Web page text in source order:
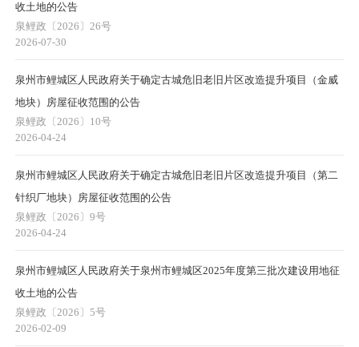
收土地的公告
泉鲤政〔2026〕26号
2026-07-30
泉州市鲤城区人民政府关于确定古城危旧老旧片区改造提升项目（金威
地块）房屋征收范围的公告
泉鲤政〔2026〕10号
2026-04-24
泉州市鲤城区人民政府关于确定古城危旧老旧片区改造提升项目（第二
针织厂地块）房屋征收范围的公告
泉鲤政〔2026〕9号
2026-04-24
泉州市鲤城区人民政府关于泉州市鲤城区2025年度第三批次建设用地征
收土地的公告
泉鲤政〔2026〕5号
2026-02-09